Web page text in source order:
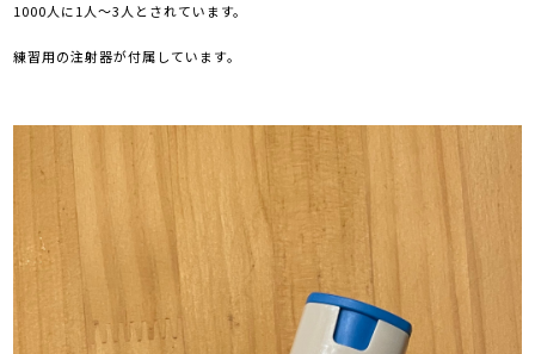
1000人に1人〜3人とされています。
練習用の注射器が付属しています。